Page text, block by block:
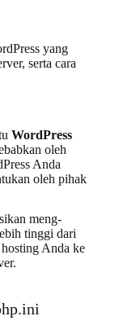
yang
serta cara
WordPress
oleh
Anda
oleh pihak
meng-
tinggi dari
Anda ke